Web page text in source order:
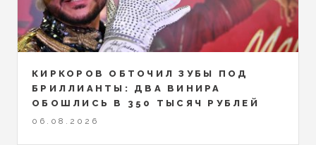
КИРКОРОВ ОБТОЧИЛ ЗУБЫ ПОД
БРИЛЛИАНТЫ: ДВА ВИНИРА
ОБОШЛИСЬ В 350 ТЫСЯЧ РУБЛЕЙ
06.08.2026